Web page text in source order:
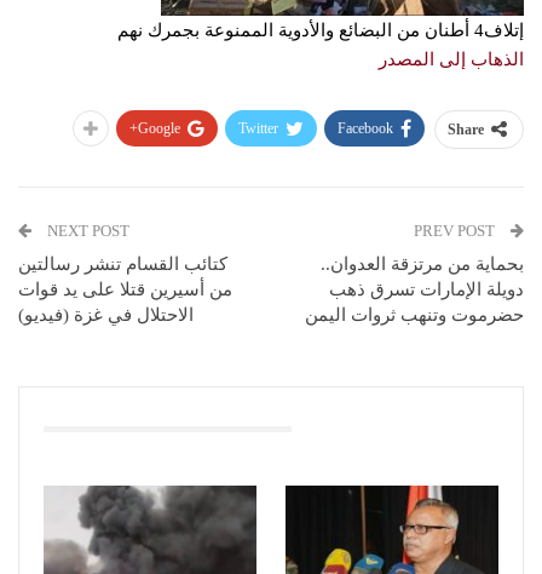
إتلاف4 أطنان من البضائع والأدوية الممنوعة بجمرك نهم
الذهاب إلى المصدر
Share
Facebook
Twitter
Google+
بحماية من مرتزقة العدوان..
دويلة الإمارات تسرق ذهب
حضرموت وتنهب ثروات اليمن
NEXT POST
كتائب القسام تنشر رسالتين
من أسيرين قتلا على يد قوات
الاحتلال في غزة (فيديو)